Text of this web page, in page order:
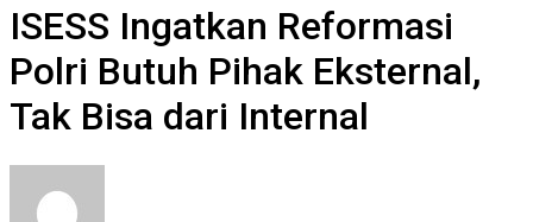
ISESS Ingatkan Reformasi
Polri Butuh Pihak Eksternal,
Tak Bisa dari Internal